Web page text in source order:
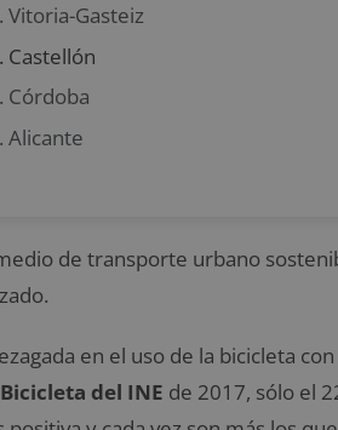
Vitoria-Gasteiz
Castellón
Córdoba
Alicante
de transporte urbano
en el uso de la bicicleta
del INE de 2017, sólo el